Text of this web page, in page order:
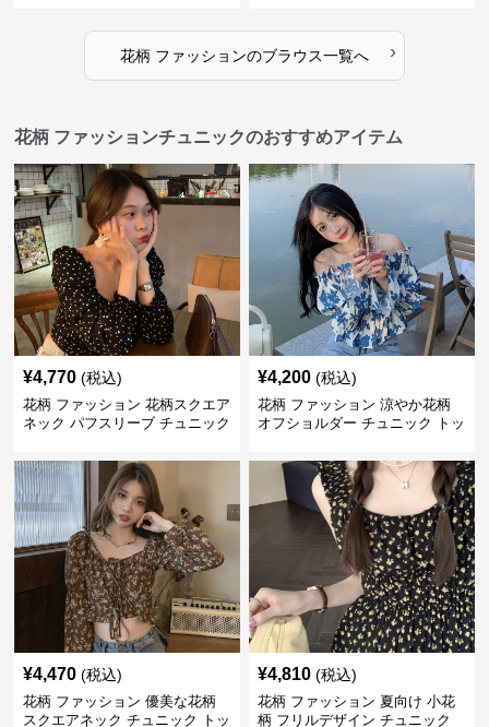
花柄 ファッションのブラウス一覧へ ›
花柄 ファッションチュニックのおすすめアイテム
¥4,770 (税込)
花柄 ファッション 花柄スクエア
ネック パフスリーブ チュニック
¥4,200 (税込)
花柄 ファッション 涼やか花柄
オフショルダー チュニック トッ
¥4,470 (税込)
花柄 ファッション 優美な花柄
スクエアネック チュニック トッ
¥4,810 (税込)
花柄 ファッション 夏向け 小花
柄 フリルデザイン チュニック